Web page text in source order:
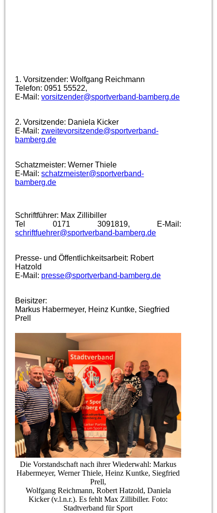
1. Vorsitzender: Wolfgang Reichmann
Telefon: 0951 55522,
E-Mail:vorsitzender@sportverband-bamberg.de
2. Vorsitzende: Daniela Kicker
E-Mail:zweitevorsitzende@sportverband-
bamberg.de
Schatzmeister: Werner Thiele
E-Mail:schatzmeister@sportverband-
bamberg.de
Schriftführer: Max Zillibiller
Tel 0171 3091819, E-Mail:
schriftfuehrer@sportverband-bamberg.de
Presse- und Öffentlichkeitsarbeit: Robert
Hatzold
E-Mail: presse@sportverband-bamberg.de
Beisitzer:
Markus Habermeyer, Heinz Kuntke, Siegfried
Prell
Die Vorstandschaft nach ihrer Wiederwahl: Markus
Habermeyer, Werner Thiele, Heinz Kuntke, Siegfried
Prell,
Wolfgang Reichmann, Robert Hatzold, Daniela
Kicker (v.l.n.r.). Es fehlt Max Zillibiller. Foto:
Stadtverband für Sport